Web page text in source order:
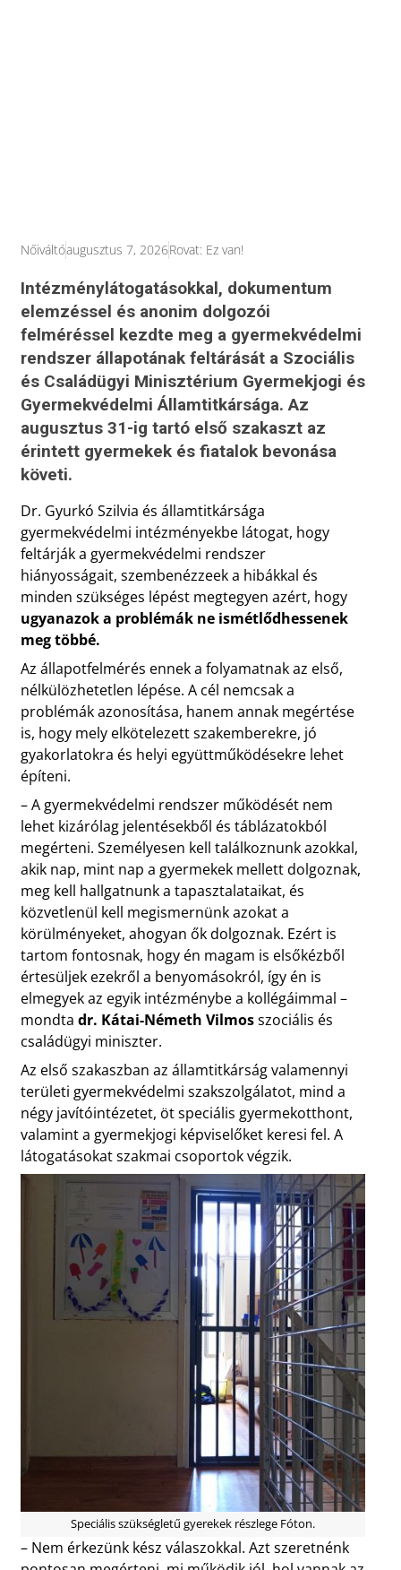
Nőiváltóaugusztus 7, 2026Rovat: Ez van!
Intézménylátogatásokkal, dokumentum
elemzéssel és anonim dolgozói
felméréssel kezdte meg a gyermekvédelmi
rendszer állapotának feltárását a Szociális
és Családügyi Minisztérium Gyermekjogi és
Gyermekvédelmi Államtitkársága. Az
augusztus 31-ig tartó első szakaszt az
érintett gyermekek és fiatalok bevonása
követi.
Dr. Gyurkó Szilvia és államtitkársága
gyermekvédelmi intézményekbe látogat, hogy
feltárják a gyermekvédelmi rendszer
hiányosságait, szembenézzeek a hibákkal és
minden szükséges lépést megtegyen azért, hogy
ugyanazok a problémák ne ismétlődhessenek
meg többé.
Az állapotfelmérés ennek a folyamatnak az első,
nélkülözhetetlen lépése. A cél nemcsak a
problémák azonosítása, hanem annak megértése
is, hogy mely elkötelezett szakemberekre, jó
gyakorlatokra és helyi együttműködésekre lehet
építeni.
– A gyermekvédelmi rendszer működését nem
lehet kizárólag jelentésekből és táblázatokból
megérteni. Személyesen kell találkoznunk azokkal,
akik nap, mint nap a gyermekek mellett dolgoznak,
meg kell hallgatnunk a tapasztalataikat, és
közvetlenül kell megismernünk azokat a
körülményeket, ahogyan ők dolgoznak. Ezért is
tartom fontosnak, hogy én magam is elsőkézből
értesüljek ezekről a benyomásokról, így én is
elmegyek az egyik intézménybe a kollégáimmal –
mondta dr. Kátai-Németh Vilmosszociális és
családügyi miniszter.
Az első szakaszban az államtitkárság valamennyi
területi gyermekvédelmi szakszolgálatot, mind a
négy javítóintézetet, öt speciális gyermekotthont,
valamint a gyermekjogi képviselőket keresi fel. A
látogatásokat szakmai csoportok végzik.
Speciális szükségletű gyerekek részlege Fóton.
– Nem érkezünk kész válaszokkal. Azt szeretnénk